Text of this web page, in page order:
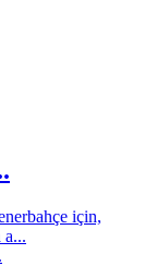
için,
a...